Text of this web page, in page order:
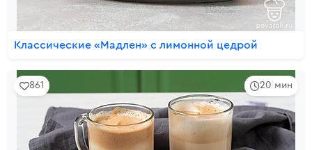
Классические «Мадлен» с лимонной цедрой
20 мин
861